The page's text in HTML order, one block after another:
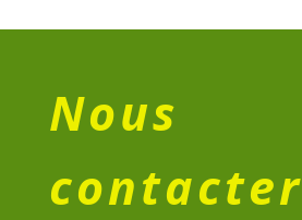
Nous
contacter